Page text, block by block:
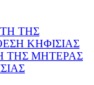
ΤΗΣ ΜΗΤΕΡΑΣ